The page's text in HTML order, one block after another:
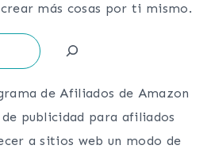
más cosas por ti mismo.
de Afiliados de Amazon
publicidad para afiliados
a sitios web un modo de